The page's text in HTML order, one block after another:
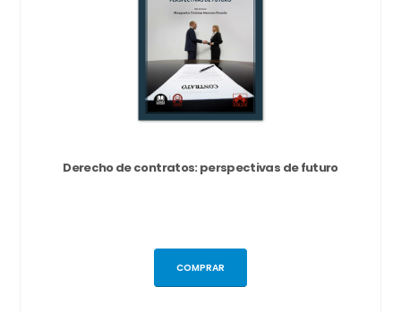
Derecho de contratos: perspectivas de futuro
COMPRAR